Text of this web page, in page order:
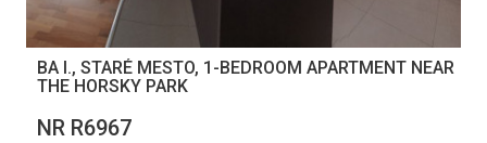
BA I., STARÉ MESTO, 1-BEDROOM APARTMENT NEAR
THE HORSKY PARK
NR R6967